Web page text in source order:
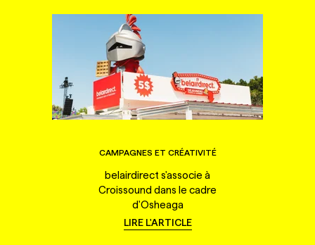
CAMPAGNES ET CRÉATIVITÉ
belairdirect s'associe à
Croissound dans le cadre
d'Osheaga
LIRE L'ARTICLE